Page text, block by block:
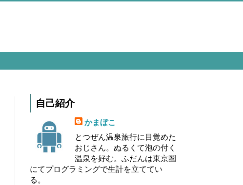
自己紹介
かまぼこ
とつぜん温泉旅行に目覚めた
おじさん。ぬるくて泡の付く
温泉を好む。ふだんは東京圏
にてプログラミングで生計を立ててい
る。